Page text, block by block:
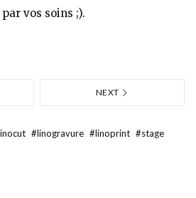
vos soins ;).
NEXT
#linogravure #linoprint #stage